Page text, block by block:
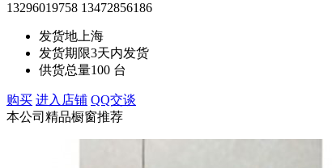
13296019758 13472856186
发货地上海
发货期限3天内发货
供货总量100 台
购买 进入店铺 QQ交谈
本公司精品橱窗推荐